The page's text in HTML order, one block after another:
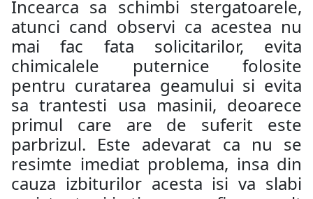
Incearca sa schimbi stergatoarele,
atunci cand observi ca acestea nu
mai fac fata solicitarilor, evita
chimicalele puternice folosite
pentru curatarea geamului si evita
sa trantesti usa masinii, deoarece
primul care are de suferit este
parbrizul. Este adevarat ca nu se
resimte imediat problema, insa din
cauza izbiturilor acesta isi va slabi